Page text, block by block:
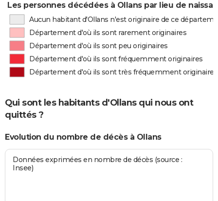
Les personnes décédées à Ollans par lieu de
Aucun habitant d'Ollans n'est originaire de ce
Département d'où ils sont rarement originaires
Département d'où ils sont peu originaires
Département d'où ils sont fréquemment originaires
Département d'où ils sont très fréquemment originaires
Qui sont les habitants d'Ollans qui nous ont
quittés ?
Evolution du nombre de décès à Ollans
Données exprimées en nombre de décès (source :
Insee)